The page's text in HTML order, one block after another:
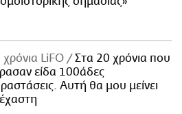
χρόνια LiFO
Στα 20 χρόνια που
είδα 100άδες
Αυτή θα μου μείνει